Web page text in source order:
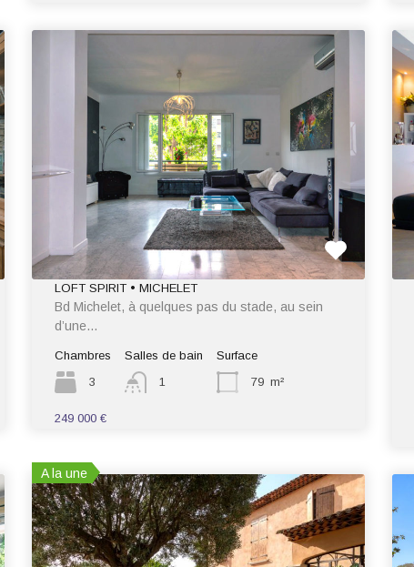
LOFT SPIRIT • MICHELET
Bd Michelet, à quelques pas du stade, au sein
d’une…
Chambres
3
Salles de bain
1
Surface
79 m²
249 000 €
A la une